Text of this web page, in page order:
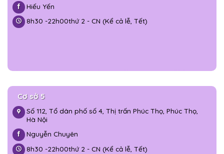
Hiếu Yến
8h30 -22h00thứ 2 - CN (Kể cả lễ, Tết)
Cơ sở 5
Số 112, Tổ dân phố số 4, Thị trấn Phúc Thọ, Phúc Thọ,
Hà Nội
Nguyễn Chuyên
8h30 -22h00thứ 2 - CN (Kể cả lễ, Tết)